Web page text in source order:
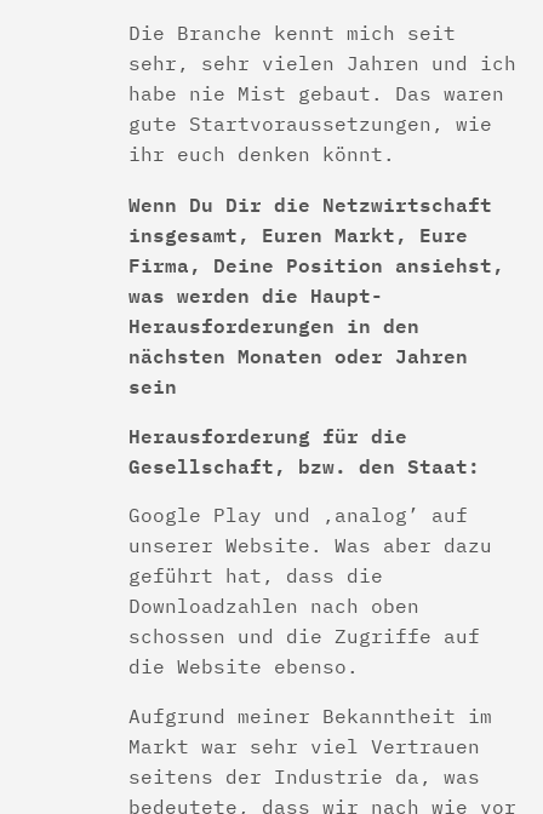
Die Branche kennt mich seit
sehr, sehr vielen Jahren und ich
habe nie Mist gebaut. Das waren
gute Startvoraussetzungen, wie
ihr euch denken könnt.
Wenn Du Dir die Netzwirtschaft
insgesamt, Euren Markt, Eure
Firma, Deine Position ansiehst,
was werden die Haupt-
Herausforderungen in den
nächsten Monaten oder Jahren
sein
Herausforderung für die
Gesellschaft, bzw. den Staat:
Google Play und ‚analog’ auf
unserer Website. Was aber dazu
geführt hat, dass die
Downloadzahlen nach oben
schossen und die Zugriffe auf
die Website ebenso.
Aufgrund meiner Bekanntheit im
Markt war sehr viel Vertrauen
seitens der Industrie da, was
bedeutete, dass wir nach wie vor